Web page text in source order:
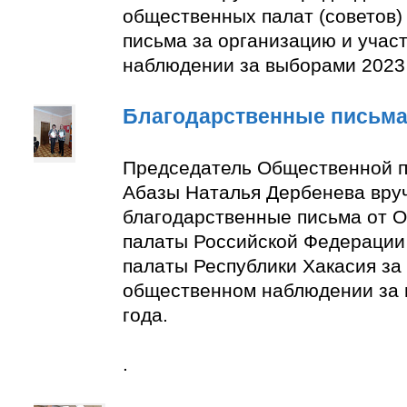
общественных палат
письма за организацию и
наблюдении за выборами 2023
Благодарственные письма
Председатель Общественной
Абазы Наталья Дербенева
благодарственные письма от
палаты Российской
палаты Республики Хакасия за
общественном наблюдении за
года.
.